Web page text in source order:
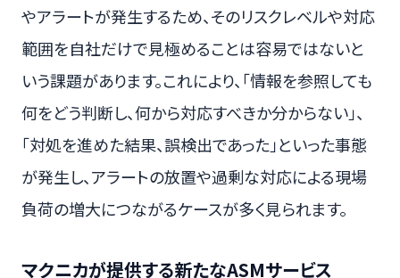
やアラートが発生するため、そのリスクレベルや対応
範囲を自社だけで見極めることは容易ではないと
いう課題があります。これにより、「情報を参照しても
何をどう判断し、何から対応すべきか分からない」、
「対処を進めた結果、誤検出であった」といった事態
が発生し、アラートの放置や過剰な対応による現場
負荷の増大につながるケースが多く見られます。
マクニカが提供する新たなASMサービス